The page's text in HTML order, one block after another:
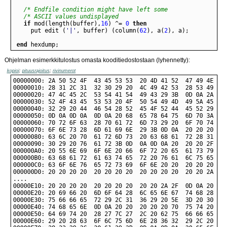
/* Endfile condition might have left some
/* ASCII values undisplayed
if mod ( length( buffer) , 16) ^= 0 then
put edit ( '|' , buffer) ( column(62) , a(2) , a) ;
end
hexdump;
Ohjelman esimerkkitulostus omasta kooditiedostostaan (lyhennetty):
kopioi; pituusrajoitus; rivinumerot